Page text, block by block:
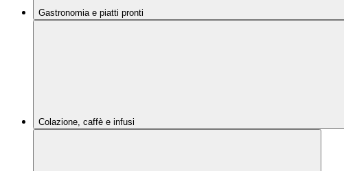
Gastronomia e piatti pronti
Colazione, caffè e infusi